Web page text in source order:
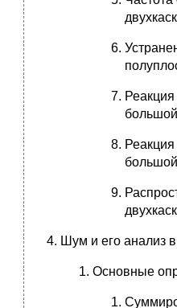
Шум и его анализ
Основные